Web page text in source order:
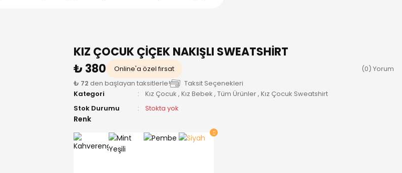
KIZ ÇOCUK ÇİÇEK NAKIŞLI SWEATSHİRT
₺ 380
Online'a özel fırsat
(0) Yorum
₺ 72 den başlayan taksitlerle!
Taksit Seçenekleri
Kategori
Kız Çocuk , Kız Bebek , Tüm Ürünler, Kız Çocuk Sweatshirt
Stok Durumu
Stokta yok
Renk